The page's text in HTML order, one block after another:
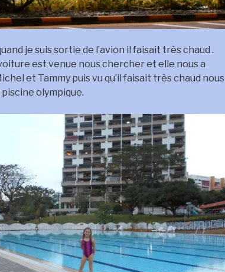
je suis sortie de l’avion il faisait très chaud .
est venue nous chercher et elle nous a
et Tammy puis vu qu’il faisait très chaud nous
olympique.